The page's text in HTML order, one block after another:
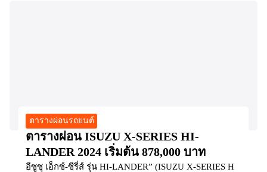
ตารางผ่อนรถยนต์
ตารางผ่อน ISUZU X-SERIES HI-
LANDER 2024 เริ่มต้น 878,000 บาท
อีซูซุ เอ็กซ์-ซีรี่ส์ รุ่น HI-LANDER” (ISUZU X-SERIES H